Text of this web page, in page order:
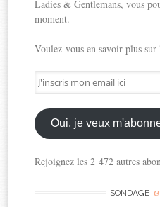
Ladies & Gentlemans, vous
moment.
Voulez-vous en savoir plus
J'inscris
mon
email
ici
Oui, je veux
Rejoignez les 2 472 autres
SONDAGE